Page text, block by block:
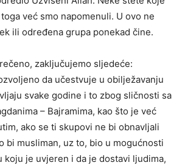
već smo napomenuli. U ovo ne
ili određena grupa ponekad čine.
zaključujemo sljedeće:
da učestvuje u obilježavanju
svake godine i to zbog sličnosti sa
– Bajramima, kao što je već
ako se ti skupovi ne bi obnavljali
bi musliman, uz to, bio u mogućnosti
koju je uvjeren i da je dostavi ljudima,